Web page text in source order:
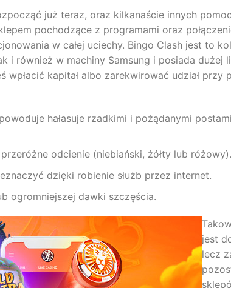
już teraz, oraz kilkanaście innych
pochodzące z programami oraz
w całej uciechy. Bingo Clash jest to
i również w machiny Samsung i posiada dużej
kapitał albo zarekwirować udział przy
hałasuje rzadkimi i pożądanymi postami
odcienie (niebiański, żółty lub różowy).
dzięki robienie służb przez internet.
ogromniejszej dawki szczęścia.
jest
lecz